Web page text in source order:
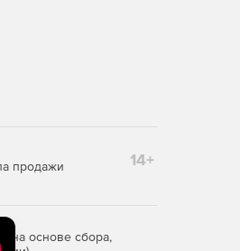
продажи 14+
на основе сбора,